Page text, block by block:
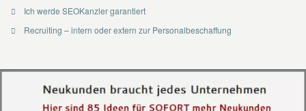
Ich werde SEOKanzler garantiert
Recruiting – intern oder extern zur Personalbeschaffung